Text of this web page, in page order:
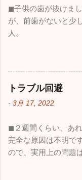
◼︎子供の歯が抜けま
が、前歯がないと少
人。
トラブル回避
- 3月 17, 2022
◼︎２週間くらい、あ
完全な原因は不明で
ので、実用上の問題